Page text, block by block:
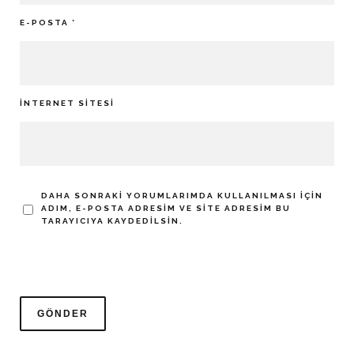
E-POSTA *
İNTERNET SITESI
DAHA SONRAKI YORUMLARIMDA KULLANILMASI IÇIN
ADIM, E-POSTA ADRESIM VE SITE ADRESIM BU
TARAYICIYA KAYDEDILSIN.